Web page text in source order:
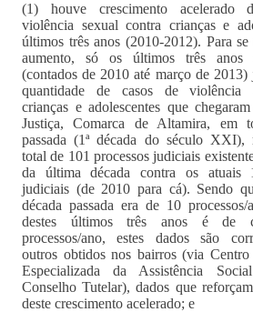
(1) houve crescimento acelerado
violência sexual contra crianças e
últimos três anos (2010-2012). Para se
aumento, só os últimos três anos
(contados de 2010 até março de 2013)
quantidade de casos de violência
crianças e adolescentes que
Justiça, Comarca de Altamira, em
passada (1ª década do século XXI),
total de 101 processos judiciais
da última década contra os atuais
judiciais (de 2010 para cá). Sendo
década passada era de 10
destes últimos três anos é de
processos/ano, estes dados são
outros obtidos nos bairros (via Centro
Especializada da Assistência
Conselho Tutelar), dados que
deste crescimento acelerado; e